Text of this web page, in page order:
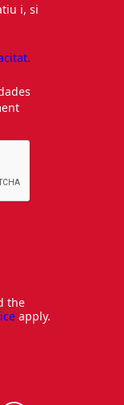
i, si
the
apply.